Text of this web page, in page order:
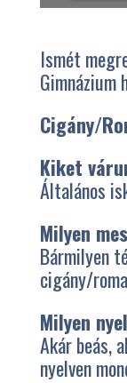
Ismét
Gimnázium
Cigány/
Kiket
Általános
Milyen
Bármilyen
cigány/
Milyen
Akár beás,
nyelven